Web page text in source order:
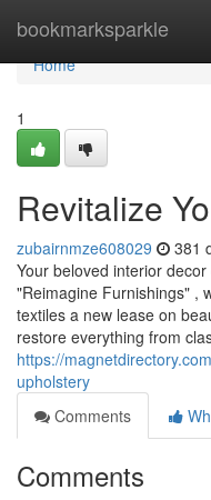
bookmarksparkle
Home
Home
1
Revitalize
zubairnmze608029 381
Your beloved interior
"Reimagine Furnishings" ,
textiles a new lease on
restore everything from
https://
upholstery
Comments
Comments